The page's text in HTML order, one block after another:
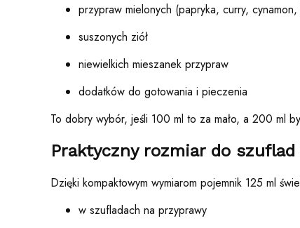
przypraw mielonych (papryka, curry, cynamon,
suszonych ziół
niewielkich mieszanek przypraw
dodatków do gotowania i pieczenia
To dobry wybór, jeśli 100 ml to za mało, a 200 ml
Praktyczny rozmiar do szuflad
Dzięki kompaktowym wymiarom pojemnik 125 ml
w szufladach na przyprawy